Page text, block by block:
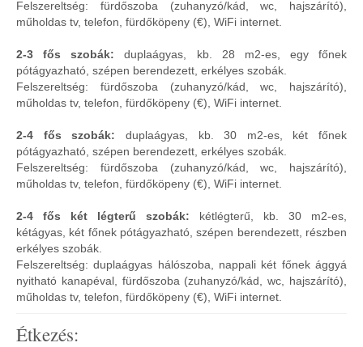
Felszereltség: fürdőszoba (zuhanyzó/kád, wc, hajszárító),
műholdas tv, telefon, fürdőköpeny (€), WiFi internet.
2-3 fős szobák: duplaágyas, kb. 28 m2-es, egy főnek
pótágyazható, szépen berendezett, erkélyes szobák.
Felszereltség: fürdőszoba (zuhanyzó/kád, wc, hajszárító),
műholdas tv, telefon, fürdőköpeny (€), WiFi internet.
2-4 fős szobák: duplaágyas, kb. 30 m2-es, két főnek
pótágyazható, szépen berendezett, erkélyes szobák.
Felszereltség: fürdőszoba (zuhanyzó/kád, wc, hajszárító),
műholdas tv, telefon, fürdőköpeny (€), WiFi internet.
2-4 fős két légterű szobák: kétlégterű, kb. 30 m2-es,
kétágyas, két főnek pótágyazható, szépen berendezett, részben
erkélyes szobák.
Felszereltség: duplaágyas hálószoba, nappali két főnek ággyá
nyitható kanapéval, fürdőszoba (zuhanyzó/kád, wc, hajszárító),
műholdas tv, telefon, fürdőköpeny (€), WiFi internet.
Étkezés: